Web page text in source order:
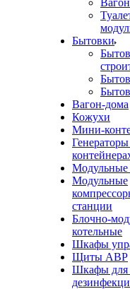
Бытовки
Вагон-дома
Кожухи
Мини-
Генераторы
Модульные
Модульные
станции
Блочно-
котельные
Шкафы
Щиты АВР
Шкафы для